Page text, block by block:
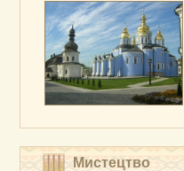
Мистецтво